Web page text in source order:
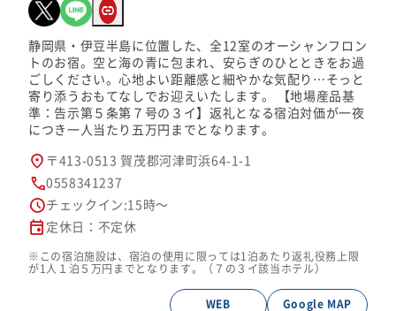
静岡県・伊豆半島に位置した、全12室のオーシャンフロン
トのお宿。空と海の青に包まれ、安らぎのひとときをお過
ごしください。心地よい距離感と細やかな気配り…そっと
寄り添うおもてなしでお迎えいたします。 【地場産品基
準：告示第５条第７号の３イ】返礼となる宿泊対価が一夜
につき一人当たり五万円までとなります。
〒413-0513 賀茂郡河津町浜64-1-1
0558341237
チェックイン:15時～
定休日：不定休
※この宿泊施設は、宿泊の使用に限っては1泊あたり返礼役務上限
が1人１泊５万円までとなります。（７の３イ該当ホテル）
WEB Google MAP